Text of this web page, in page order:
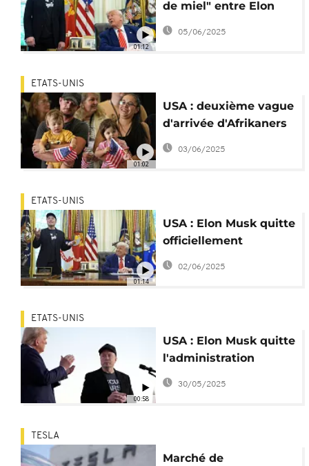
01:12
de miel" entre Elon
Musk et Donald
Trump ?
05/06/2025
01:02
ETATS-UNIS
USA : deuxième vague
d'arrivée d'Afrikaners
demandeurs d'asile
03/06/2025
01:14
ETATS-UNIS
USA : Elon Musk quitte
officiellement
l'administration
Trump
02/06/2025
00:58
ETATS-UNIS
USA : Elon Musk quitte
l'administration
Trump
30/05/2025
TESLA
Marché de